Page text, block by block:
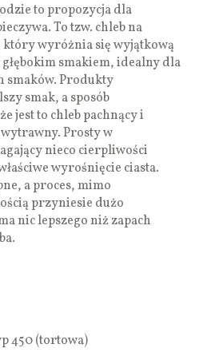
to propozycja dla
To tzw. chleb na
który wyróżnia się wyjątkową
smakiem, idealny dla
smaków. Produkty
smak, a sposób
jest to chleb pachnący i
Prosty w
nieco cierpliwości
wyrośnięcie ciasta.
a proces, mimo
przyniesie dużo
nic lepszego niż zapach
450 (tortowa)